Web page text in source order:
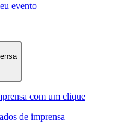
evento
com um clique
de imprensa